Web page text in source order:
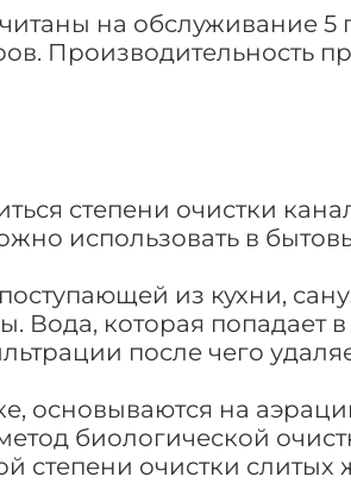
на обслуживание 5
Производительность
степени очистки
использовать в
из кухни,
Вода, которая попадает в
после чего
основываются на
биологической
степени очистки слитых